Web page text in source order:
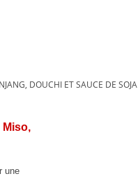
DOUCHI ET SAUCE DE SOJA
Miso,
une